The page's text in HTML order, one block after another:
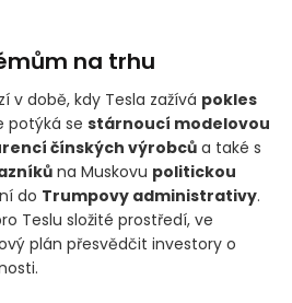
na trhu
v době, kdy Tesla zažívá pokles
potýká se stárnoucí modelovou
čínských výrobců a také s
na Muskovu politickou
do Trumpovy administrativy.
Teslu složité prostředí, ve
plán přesvědčit investory o